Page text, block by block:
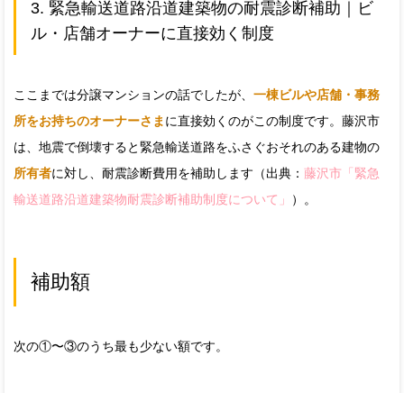
3. 緊急輸送道路沿道建築物の耐震診断補助｜ビ
ル・店舗オーナーに直接効く制度
ここまでは分譲マンションの話でしたが、 一棟ビルや店舗・事務
所をお持ちのオーナーさま に直接効くのがこの制度です。藤沢市
は、地震で倒壊すると緊急輸送道路をふさぐおそれのある建物の
所有者に対し、耐震診断費用を補助します（出典： 藤沢市「緊急
輸送道路沿道建築物耐震診断補助制度について」
）。
補助額
次の①〜③のうち最も少ない額です。